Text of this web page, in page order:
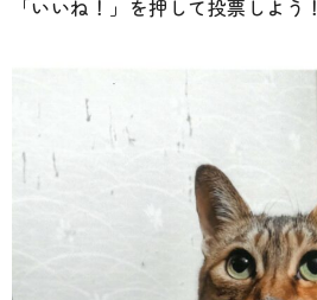
「いいね！」を押して投票しよう！